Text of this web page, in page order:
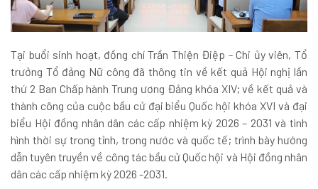
Tại buổi sinh hoạt, đồng chí Trần Thiện Điệp - Chi ủy viên, Tổ
trưởng Tổ đảng Nữ công đã thông tin về kết quả Hội nghị lần
thứ 2 Ban Chấp hành Trung ương Đảng khóa XIV; về kết quả và
thành công của cuộc bầu cử đại biểu Quốc hội khóa XVI và đại
biểu Hội đồng nhân dân các cấp nhiệm kỳ 2026 – 2031 và tình
hình thời sự trong tỉnh, trong nước và quốc tế; trình bày hướng
dẫn tuyên truyền về công tác bầu cử Quốc hội và Hội đồng nhân
dân các cấp nhiệm kỳ 2026 -2031.